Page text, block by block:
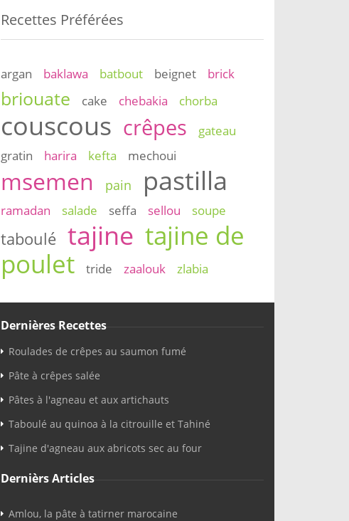
Recettes Préférées
argan baklawa batbout beignet brick
briouate cake chebakia chorba
couscous crêpes
gateau
gratin
harira kefta mechoui
msemen pain pastilla
ramadan salade seffa sellou soupe
taboulé tajine tajine de
poulet
tride zaalouk zlabia
Dernières Recettes
Roulades de crêpes au saumon fumé
Pâte à crêpes salée
Pâtes à l'agneau et aux artichauts
Taboulé au quinoa à la citrouille et Tahiné
Tajine d'agneau aux abricots sec au four
Dernièrs Articles
Amlou, la pâte à tatirner marocaine